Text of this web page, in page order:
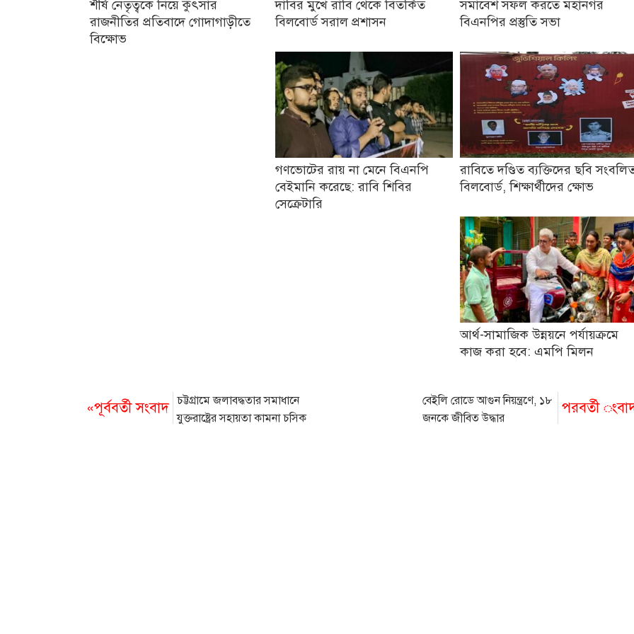
শীর্ষ নেতৃত্বকে নিয়ে কুৎসার
রাজনীতির প্রতিবাদে গোদাগাড়ীতে
বিক্ষোভ
দাবির মুখে রাবি থেকে বিতর্কিত
বিলবোর্ড সরাল প্রশাসন
সমাবেশ সফল করতে মহানগর
বিএনপির প্রস্তুতি সভা
গণভোটের রায় না মেনে বিএনপি
বেইমানি করেছে: রাবি শিবির
সেক্রেটারি
রাবিতে দণ্ডিত ব্যক্তিদের ছবি
বিলবোর্ড, শিক্ষার্থীদের ক্ষোভ
আর্থ-সামাজিক উন্নয়নে পর্যায়ক্রমে
কাজ করা হবে: এমপি মিলন
«পূর্ববর্তী সংবাদ চট্টগ্রামে জলাবদ্ধতার সমাধানে
যুক্তরাষ্ট্রের সহায়তা কামনা চসিক
পরবর্তী
বেইলি রোডে আগুন নিয়ন্ত্রণে, ১৮
জনকে জীবিত উদ্ধার